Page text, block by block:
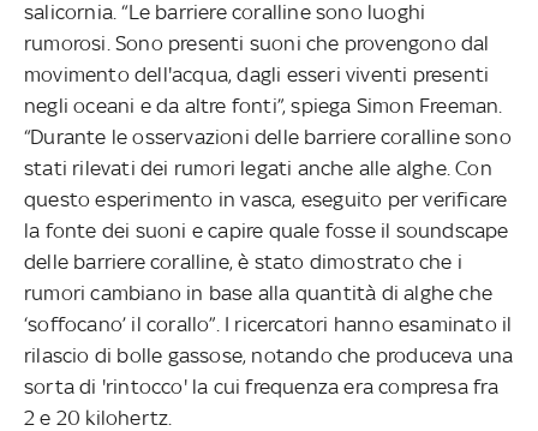
salicornia. “Le barriere coralline sono luoghi
rumorosi. Sono presenti suoni che provengono dal
movimento dell'acqua, dagli esseri viventi presenti
negli oceani e da altre fonti”, spiega Simon Freeman.
“Durante le osservazioni delle barriere coralline sono
stati rilevati dei rumori legati anche alle alghe. Con
questo esperimento in vasca, eseguito per verificare
la fonte dei suoni e capire quale fosse il soundscape
delle barriere coralline, è stato dimostrato che i
rumori cambiano in base alla quantità di alghe che
‘soffocano’ il corallo”. I ricercatori hanno esaminato il
rilascio di bolle gassose, notando che produceva una
sorta di 'rintocco' la cui frequenza era compresa fra
2 e 20 kilohertz.